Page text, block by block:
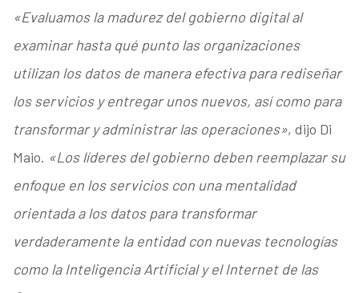
«Evaluamos la madurez del gobierno digital al
examinar hasta qué punto las organizaciones
utilizan los datos de manera efectiva para rediseñar
los servicios y entregar unos nuevos, así como para
transformar y administrar las operaciones», dijo Di
Maio. «Los líderes del gobierno deben reemplazar su
enfoque en los servicios con una mentalidad
orientada a los datos para transformar
verdaderamente la entidad con nuevas tecnologías
como la Inteligencia Artificial y el Internet de las